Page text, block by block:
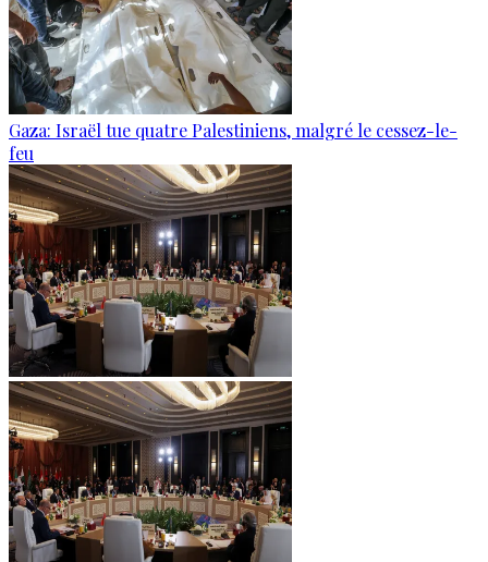
Gaza: Israël tue quatre Palestiniens, malgré le cessez-le-
feu